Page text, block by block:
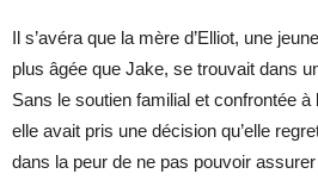
Il s’avéra que la mère d’Elliot, une
plus âgée que Jake, se trouvait dans
Sans le soutien familial et confrontée à
elle avait pris une décision qu’elle
dans la peur de ne pas pouvoir